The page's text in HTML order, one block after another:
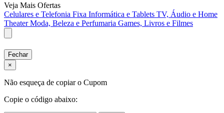
Veja Mais Ofertas
Celulares e Telefonia Fixa Informática e Tablets TV, Áudio e Home
TheaterModa, Beleza e Perfumaria Games, Livros e Filmes
Fechar
×
Não esqueça de copiar o Cupom
Copie o código abaixo: